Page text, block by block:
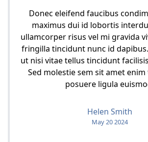
Donec eleifend faucibus
maximus dui id lobortis
ullamcorper risus vel mi gravida
fringilla tincidunt nunc id
ut nisi vitae tellus tincidunt
Sed molestie sem sit amet
posuere ligula
Helen Smith
May 20 2024